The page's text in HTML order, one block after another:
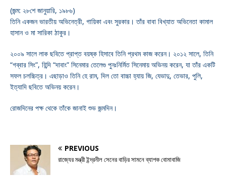
(জন্ম: ২৮শে জানুয়ারি, ১৯৮৬)
তিনি একজন ভারতীয় অভিনেত্রী, গায়িকা এবং সুরকার। তাঁর বাবা বিখ্যাত অভিনেতা কামাল
হাসান ও মা সারিকা ঠাকুর।
২০০৯ সালে লাক ছবিতে প্রাপ্ত বয়ষ্ক হিসাবে তিনি প্রথম কাজ করেন। ২০১২ সালে, তিনি
“গব্বার সিং”, হিন্দি “দাবাং” সিনেমার তেলেগু পুনঃনির্মিত সিনেমায় অভিনয় করেন, যা তাঁর একটি
সফল চলচ্চিত্র। এছাড়াও তিনি হে রাম, দিল তো বাচ্চা হ্যায় জি, যেভাদু, তেভার, পুলি,
ইত্যাদি ছবিতে অভিনয় করেন।
রোজদিনের পক্ষ থেকে তাঁকে জানাই শুভ জন্মদিন।
PREVIOUS
রাজ্যের মন্ত্রী ইন্দ্রনীল সেনের বাড়ির সামনে ব্যাপক বোমাবাজি